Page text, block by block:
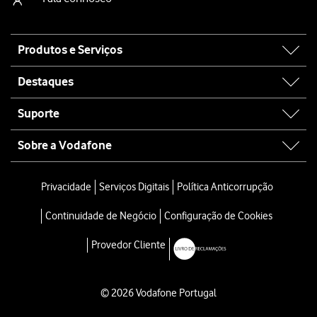
map
Produtos e Serviços
Destaques
Suporte
Sobre a Vodafone
Privacidade Serviços Digitais Política Anticorrupção
Continuidade de Negócio Configuração de Cookies
Provedor Cliente
© 2026 Vodafone Portugal